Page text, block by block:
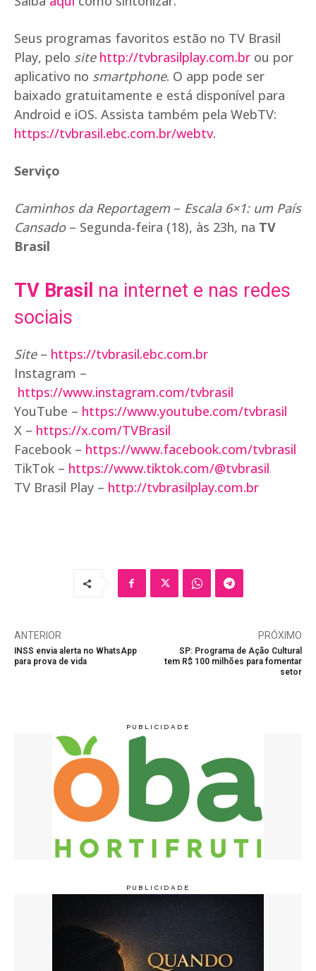
Seus programas favoritos estão no TV Brasil
Play, pelo site http://tvbrasilplay.com.br ou por
aplicativo no smartphone. O app pode ser
baixado gratuitamente e está disponível para
Android e iOS. Assista também pela WebTV:
https://tvbrasil.ebc.com.br/webtv.
Serviço
Caminhos da Reportagem– Escala 6×1: um País
Cansado– Segunda-feira (18), às 23h, na TV
Brasil
TV Brasil na internet e nas redes
sociais
Site– https://tvbrasil.ebc.com.br
Instagram –
https://www.instagram.com/tvbrasil
YouTube – https://www.youtube.com/tvbrasil
X – https://x.com/TVBrasil
Facebook – https://www.facebook.com/tvbrasil
TikTok – https://www.tiktok.com/@tvbrasil
TV Brasil Play – http://tvbrasilplay.com.br
ANTERIOR
INSS envia alerta no WhatsApp
para prova de vida
PRÓXIMO
SP: Programa de Ação Cultural
tem R$ 100 milhões para fomentar
setor